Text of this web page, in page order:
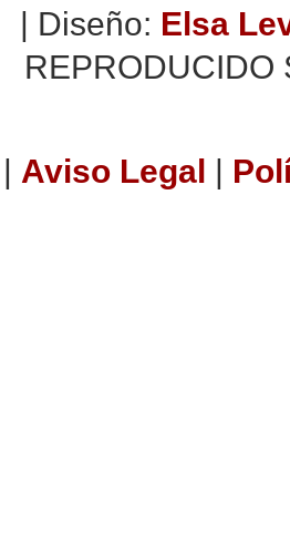
| Diseño: Elsa
REPRODUCIDO
| Aviso Legal |